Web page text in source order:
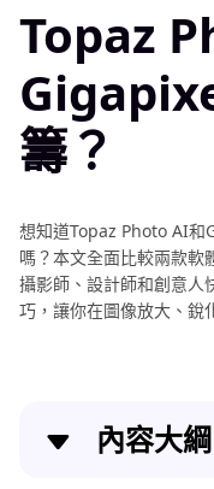
資
訊
照
修
復
技
巧
Topaz
籌？
想知道Topaz Photo AI和
嗎？本文全面比較兩款軟
攝影師、設計師和創意人
巧，讓你在圖像放大、銳
內容大綱